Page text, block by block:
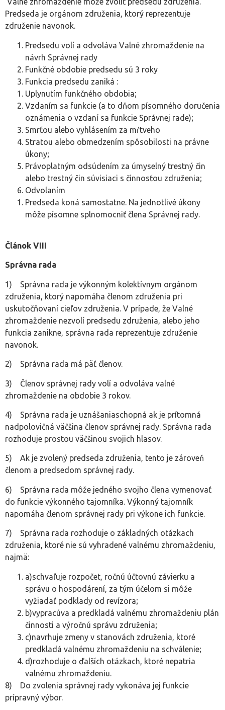
Predseda je orgánom združenia, ktorý reprezentuje
združenie navonok.
Predsedu volí a odvoláva Valné zhromaždenie na
návrh Správnej rady
Funkčné obdobie predsedu sú 3 roky
Funkcia predsedu zaniká :
Uplynutím funkčného obdobia;
Vzdaním sa funkcie (a to dňom písomného doručenia
oznámenia o vzdaní sa funkcie Správnej rade);
Smrťou alebo vyhlásením za mŕtveho
Stratou alebo obmedzením spôsobilosti na právne
úkony;
Právoplatným odsúdením za úmyselný trestný čin
alebo trestný čin súvisiaci s činnosťou združenia;
Odvolaním
Predseda koná samostatne. Na jednotlivé úkony
môže písomne splnomocniť člena Správnej rady.
Článok VIII
Správna rada
1) Správna rada je výkonným kolektívnym orgánom
združenia, ktorý napomáha členom združenia pri
uskutočňovaní cieľov združenia. V prípade, že Valné
zhromaždenie nezvolí predsedu združenia, alebo jeho
funkcia zanikne, správna rada reprezentuje združenie
navonok.
2) Správna rada má päť členov.
3) Členov správnej rady volí a odvoláva valné
zhromaždenie na obdobie 3 rokov.
4) Správna rada je uznášaniaschopná ak je prítomná
nadpolovičná väčšina členov správnej rady. Správna rada
rozhoduje prostou väčšinou svojich hlasov.
5) Ak je zvolený predseda združenia, tento je zároveň
členom a predsedom správnej rady.
6) Správna rada môže jedného svojho člena vymenovať
do funkcie výkonného tajomníka. Výkonný tajomník
napomáha členom správnej rady pri výkone ich funkcie.
7) Správna rada rozhoduje o základných otázkach
združenia, ktoré nie sú vyhradené valnému zhromaždeniu,
najmä:
a)schvaľuje rozpočet, ročnú účtovnú závierku a
správu o hospodárení, za tým účelom si môže
vyžiadať podklady od revízora;
b)vypracúva a predkladá valnému zhromaždeniu plán
činnosti a výročnú správu združenia;
c)navrhuje zmeny v stanovách združenia, ktoré
predkladá valnému zhromaždeniu na schválenie;
d)rozhoduje o ďalších otázkach, ktoré nepatria
valnému zhromaždeniu.
8) Do zvolenia správnej rady vykonáva jej funkcie
prípravný výbor.